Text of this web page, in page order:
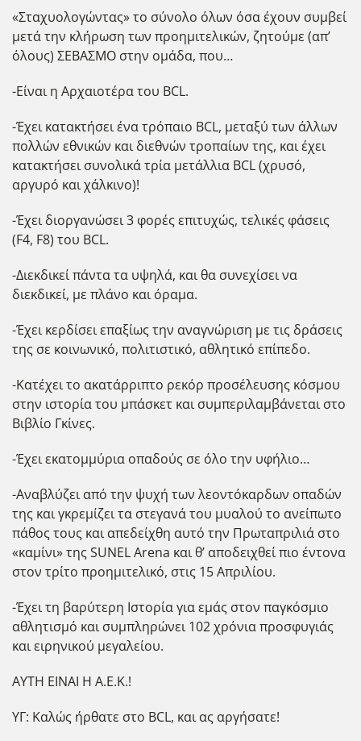
«Σταχυολογώντας» το σύνολο όλων όσα έχουν συμβεί
μετά την κλήρωση των προημιτελικών, ζητούμε (απ’
όλους) ΣΕΒΑΣΜΟ στην ομάδα, που…
-Είναι η Αρχαιοτέρα του BCL.
-Έχει κατακτήσει ένα τρόπαιο BCL, μεταξύ των άλλων
πολλών εθνικών και διεθνών τροπαίων της, και έχει
κατακτήσει συνολικά τρία μετάλλια BCL (χρυσό,
αργυρό και χάλκινο)!
-Έχει διοργανώσει 3 φορές επιτυχώς, τελικές φάσεις
(F4, F8) του BCL.
-Διεκδικεί πάντα τα υψηλά, και θα συνεχίσει να
διεκδικεί, με πλάνο και όραμα.
-Έχει κερδίσει επαξίως την αναγνώριση με τις δράσεις
της σε κοινωνικό, πολιτιστικό, αθλητικό επίπεδο.
-Κατέχει το ακατάρριπτο ρεκόρ προσέλευσης κόσμου
στην ιστορία του μπάσκετ και συμπεριλαμβάνεται στο
Βιβλίο Γκίνες.
-Έχει εκατομμύρια οπαδούς σε όλο την υφήλιο…
-Αναβλύζει από την ψυχή των λεοντόκαρδων οπαδών
της και γκρεμίζει τα στεγανά του μυαλού το ανείπωτο
πάθος τους και απεδείχθη αυτό την Πρωταπριλιά στο
«καμίνι» της SUNEL Arena και θ’ αποδειχθεί πιο έντονα
στον τρίτο προημιτελικό, στις 15 Απριλίου.
-Έχει τη βαρύτερη Ιστορία για εμάς στον παγκόσμιο
αθλητισμό και συμπληρώνει 102 χρόνια προσφυγιάς
και ειρηνικού μεγαλείου.
ΑΥΤΗ ΕΙΝΑΙ Η Α.Ε.Κ.!
ΥΓ: Καλώς ήρθατε στο BCL, και ας αργήσατε!